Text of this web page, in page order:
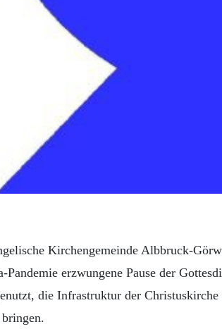
Kirchengemeinde Albbruck-
Pandemie erzwungene Pause der
die Infrastruktur der